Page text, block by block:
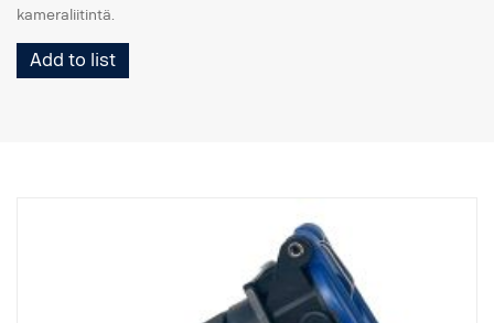
kameraliitintä.
Add to list